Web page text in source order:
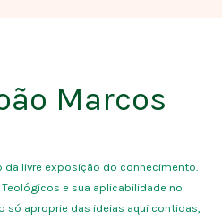
Marcos
livre exposição do conhecimento.
e sua aplicabilidade no
só aproprie das ideias aqui contidas,